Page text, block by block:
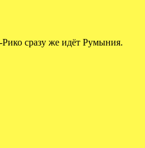
сразу же идёт Румыния.